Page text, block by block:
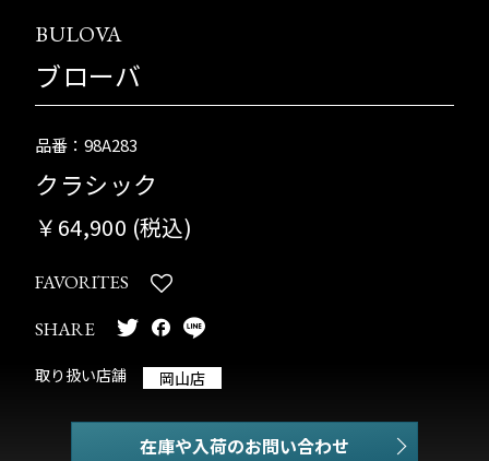
BULOVA
ブローバ
品番：98A283
クラシック
￥64,900 (税込)
FAVORITES
SHARE
取り扱い店舗 岡山店
在庫や入荷のお問い合わせ